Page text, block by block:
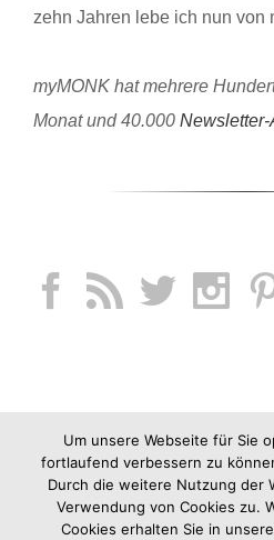
zehn Jahren lebe ich nun von
myMONK hat mehrere
Monat und 40.000
Um unsere Webseite für Sie
fortlaufend verbessern zu
Durch die weitere Nutzung der
Verwendung von Cookies zu.
Cookies erhalten Sie in